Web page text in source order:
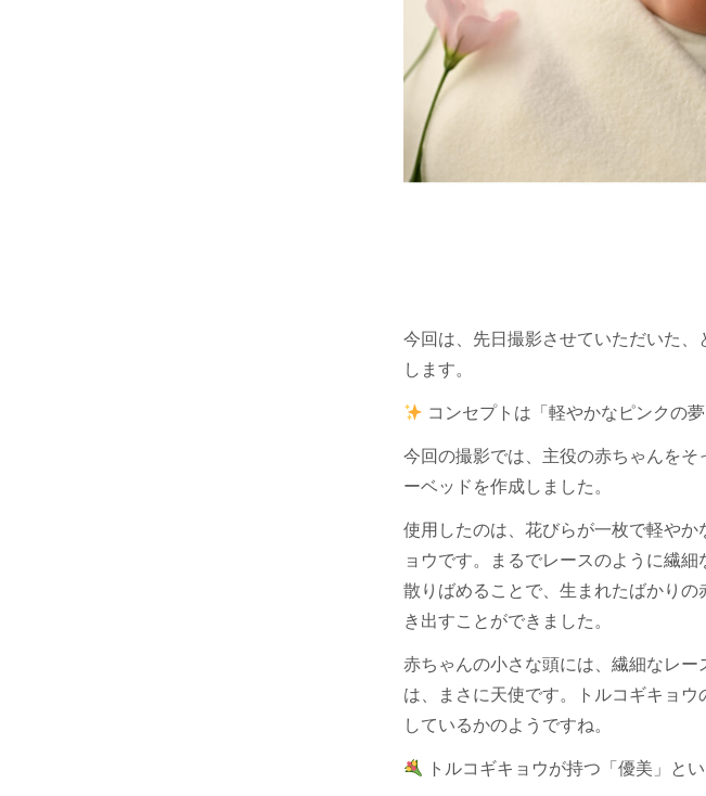
今回は、先日撮影させていただいた
します。
コンセプトは「軽やかなピンクの夢
今回の撮影では、主役の赤ちゃんを
ーベッドを作成しました。
使用したのは、花びらが一枚で軽やか
ョウです。まるでレースのように繊
散りばめることで、生まれたばかりの
き出すことができました。
赤ちゃんの小さな頭には、繊細なレ
は、まさに天使です。トルコギキョ
しているかのようですね。
トルコギキョウが持つ「優美」と